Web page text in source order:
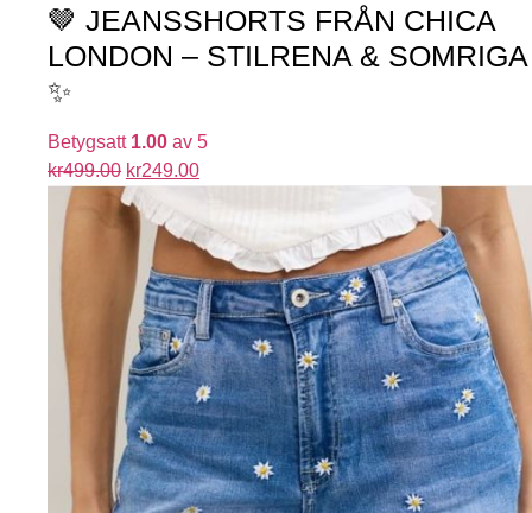
🤎 JEANSSHORTS FRÅN CHICA
LONDON – STILRENA & SOMRIGA
✨
Betygsatt 1.00 av 5
kr499.00 kr249.00